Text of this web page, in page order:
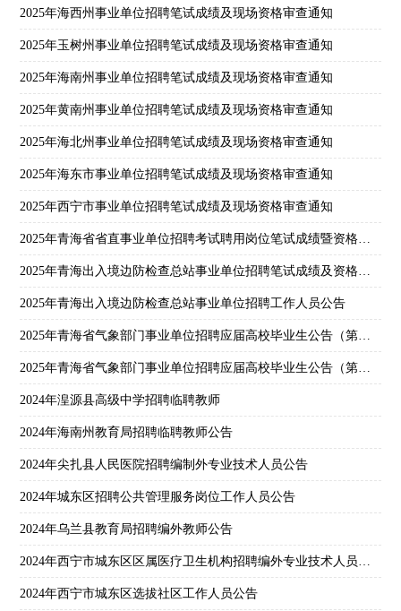
2025年海西州事业单位招聘笔试成绩及现场资格审查通知
2025年玉树州事业单位招聘笔试成绩及现场资格审查通知
2025年海南州事业单位招聘笔试成绩及现场资格审查通知
2025年黄南州事业单位招聘笔试成绩及现场资格审查通知
2025年海北州事业单位招聘笔试成绩及现场资格审查通知
2025年海东市事业单位招聘笔试成绩及现场资格审查通知
2025年西宁市事业单位招聘笔试成绩及现场资格审查通知
2025年青海省省直事业单位招聘考试聘用岗位笔试成绩暨资格审查通知
2025年青海出入境边防检查总站事业单位招聘笔试成绩及资格审查通知
2025年青海出入境边防检查总站事业单位招聘工作人员公告
2025年青海省气象部门事业单位招聘应届高校毕业生公告（第二阶段）
2025年青海省气象部门事业单位招聘应届高校毕业生公告（第一批次）
2024年湟源县高级中学招聘临聘教师
2024年海南州教育局招聘临聘教师公告
2024年尖扎县人民医院招聘编制外专业技术人员公告
2024年城东区招聘公共管理服务岗位工作人员公告
2024年乌兰县教育局招聘编外教师公告
2024年西宁市城东区区属医疗卫生机构招聘编外专业技术人员公告
2024年西宁市城东区选拔社区工作人员公告